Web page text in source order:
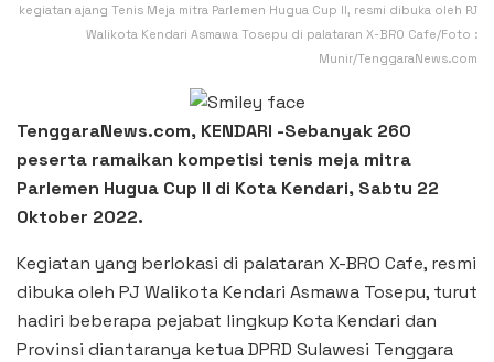
kegiatan ajang Tenis Meja mitra Parlemen Hugua Cup II, resmi dibuka oleh PJ
Walikota Kendari Asmawa Tosepu di palataran X-BRO Cafe/Foto :
Munir/TenggaraNews.com
TenggaraNews.com, KENDARI -Sebanyak 260
peserta ramaikan kompetisi tenis meja mitra
Parlemen Hugua Cup II di Kota Kendari, Sabtu 22
Oktober 2022.
Kegiatan yang berlokasi di palataran X-BRO Cafe, resmi
dibuka oleh PJ Walikota Kendari Asmawa Tosepu, turut
hadiri beberapa pejabat lingkup Kota Kendari dan
Provinsi diantaranya ketua DPRD Sulawesi Tenggara